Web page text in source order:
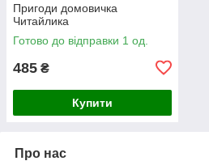
Пригоди домовичка
Читайлика
Готово до відправки 1 од.
485 ₴
Купити
Про нас